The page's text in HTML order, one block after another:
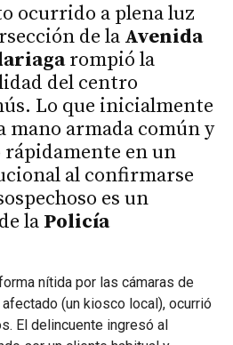
ocurrido a plena luz
de la Avenida
rompió la
del centro
Lo que inicialmente
mano armada común y
en un
al confirmarse
es un
la Policía
nítida por las cámaras de
(un kiosco local), ocurrió
El delincuente ingresó al